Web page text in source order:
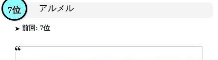
アルメル
7位
前回: 7位